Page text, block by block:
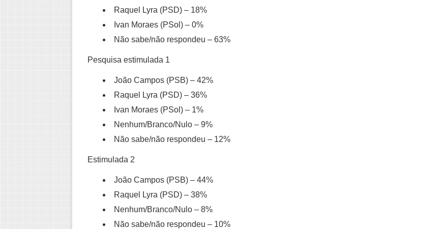
Raquel Lyra (PSD) – 18%
Ivan Moraes (PSol) – 0%
Não sabe/não respondeu – 63%
Pesquisa estimulada 1
João Campos (PSB) – 42%
Raquel Lyra (PSD) – 36%
Ivan Moraes (PSol) – 1%
Nenhum/Branco/Nulo – 9%
Não sabe/não respondeu – 12%
Estimulada 2
João Campos (PSB) – 44%
Raquel Lyra (PSD) – 38%
Nenhum/Branco/Nulo – 8%
Não sabe/não respondeu – 10%